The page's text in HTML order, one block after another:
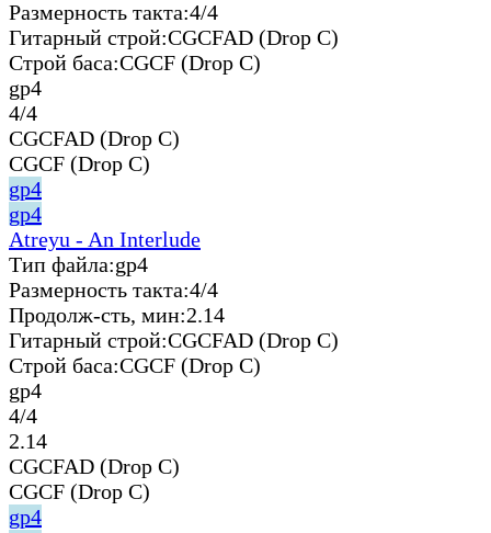
Размерность такта:4/4
Гитарный строй:CGCFAD (Drop C)
Строй баса:CGCF (Drop C)
gp4
4/4
CGCFAD (Drop C)
CGCF (Drop C)
gp4
gp4
Atreyu - An Interlude
Тип файла:gp4
Размерность такта:4/4
Продолж-сть, мин:2.14
Гитарный строй:CGCFAD (Drop C)
Строй баса:CGCF (Drop C)
gp4
4/4
2.14
CGCFAD (Drop C)
CGCF (Drop C)
gp4